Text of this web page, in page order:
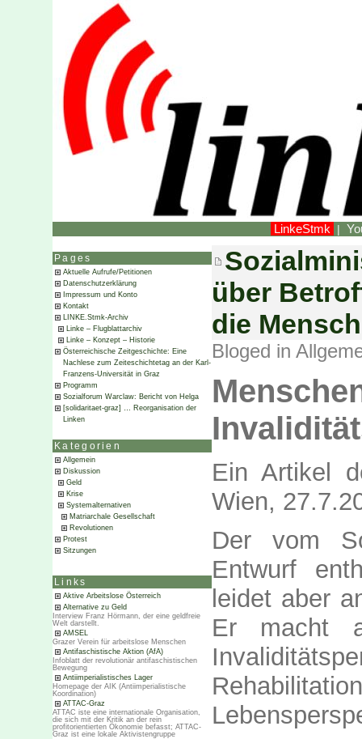
LinkeStmk |
Pages
Aktuelle Aufrufe/Petitionen
Datenschutzerklärung
Impressum und Konto
Kontakt
LINKE.Stmk-Archiv
Linke – Flugblattarchiv
Linke – Konzept – Historie
Österreichische Zeitgeschichte: Eine
Nachlese zum Zeiteschichtetag an der Karl-
Franzens-Universität in Graz
Programm
Sozialforum Warclaw: Bericht von Helga
[solidaritaet-graz] … Reorganisation der
Linken
Kategorien
Allgemein
Diskussion
Geld
Krise
Systemalternativen
Matriarchale Gesellschaft
Revolutionen
Protest
Sitzungen
Links
Aktive Arbeitslose Österreich
Alternative zu Geld
Interview Franz Hörmann, der eine geldfreie
Welt darstellt.
AMSEL
Grazer Verein für arbeitslose Menschen
Antifaschistische Aktion (AfA)
Infoblatt der revolutionär antifaschistischen
Bewegung
Antiimperialistisches Lager
Homepage der AIK (Antiimperialistische
Koordination)
ATTAC-Graz
ATTAC iste eine internationale Organisation,
die sich mit der Kritik an der rein
profitorientierten Ökonomie befasst; ATTAC-
Graz ist eine lokale Aktivistengruppe
über
die
Bloged in
Ein Artikel
Wien,
Der vom
Entwurf
leidet aber
Er macht